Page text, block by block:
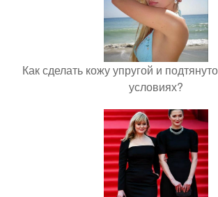
Как сделать кожу упругой и
условиях?